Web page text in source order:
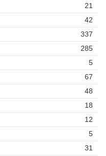
21
42
337
285
5
67
48
18
12
5
31